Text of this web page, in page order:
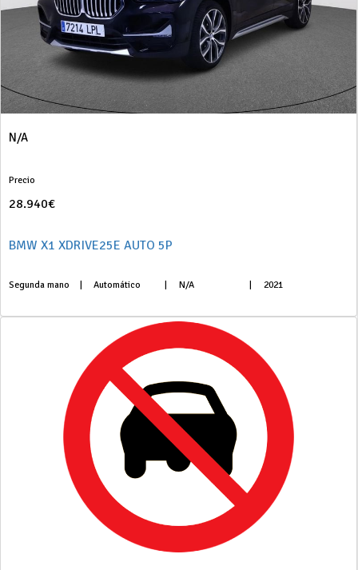
N/A
Precio
28.940€
BMW X1 XDRIVE25E AUTO 5P
Segunda mano Automático N/A 2021